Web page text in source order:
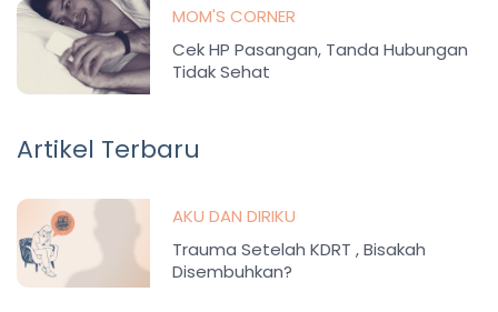
MOM'S CORNER
Cek HP Pasangan, Tanda Hubungan
Tidak Sehat
Artikel Terbaru
AKU DAN DIRIKU
Trauma Setelah KDRT , Bisakah
Disembuhkan?